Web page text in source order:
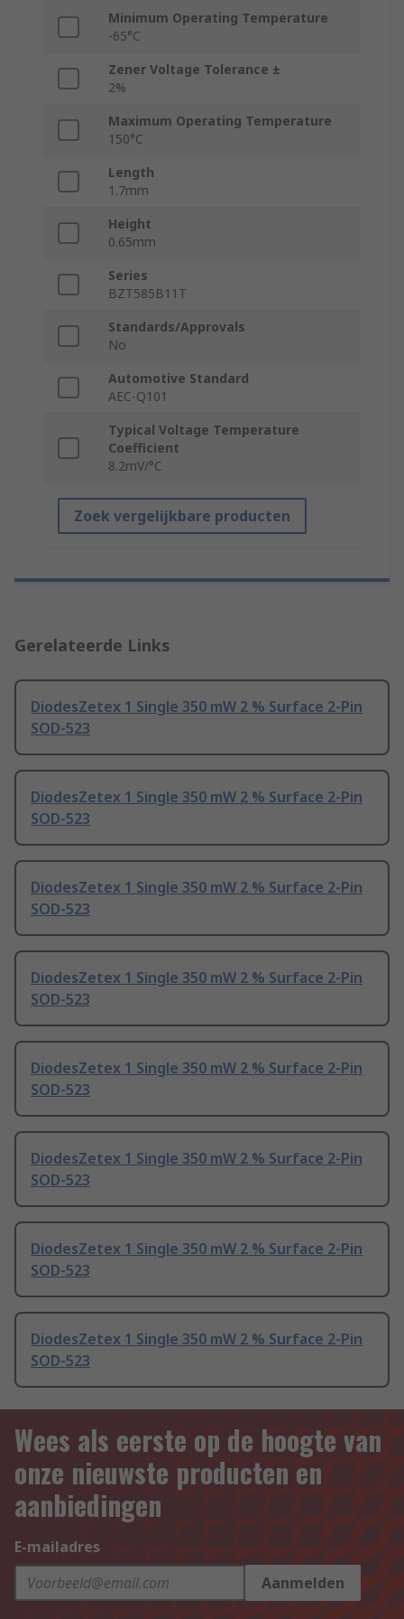
Minimum Operating Temperature
-65°C
Zener Voltage Tolerance ±
2%
Maximum Operating Temperature
150°C
Length
1.7mm
Height
0.65mm
Series
BZT585B11T
Standards/Approvals
No
Automotive Standard
AEC-Q101
Typical Voltage Temperature
Coefficient
8.2mV/°C
Zoek vergelijkbare producten
Gerelateerde Links
DiodesZetex 1 Single 350 mW 2 % Surface 2-Pin
SOD-523
DiodesZetex 1 Single 350 mW 2 % Surface 2-Pin
SOD-523
DiodesZetex 1 Single 350 mW 2 % Surface 2-Pin
SOD-523
DiodesZetex 1 Single 350 mW 2 % Surface 2-Pin
SOD-523
DiodesZetex 1 Single 350 mW 2 % Surface 2-Pin
SOD-523
DiodesZetex 1 Single 350 mW 2 % Surface 2-Pin
SOD-523
DiodesZetex 1 Single 350 mW 2 % Surface 2-Pin
SOD-523
DiodesZetex 1 Single 350 mW 2 % Surface 2-Pin
SOD-523
Wees als eerste op de hoogte van
onze nieuwste producten en
aanbiedingen
E-mailadres
Aanmelden